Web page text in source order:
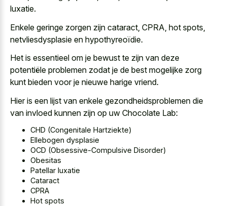
luxatie.
Enkele geringe zorgen zijn cataract, CPRA, hot spots,
netvliesdysplasie en hypothyreoïdie.
Het is essentieel om je bewust te zijn van deze
potentiële problemen zodat je de best mogelijke zorg
kunt bieden voor je nieuwe harige vriend.
Hier is een lijst van enkele gezondheidsproblemen die
van invloed kunnen zijn op uw Chocolate Lab:
CHD (Congenitale Hartziekte)
Ellebogen dysplasie
OCD (Obsessive-Compulsive Disorder)
Obesitas
Patellar luxatie
Cataract
CPRA
Hot spots